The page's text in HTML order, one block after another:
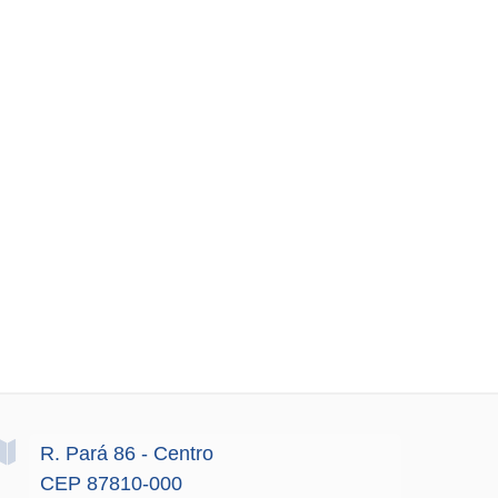
R. Pará 86 - Centro
CEP 87810-000